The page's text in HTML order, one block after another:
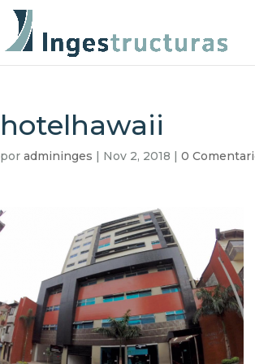
hotelhawaii
poradmininges | Nov 2, 2018 |0